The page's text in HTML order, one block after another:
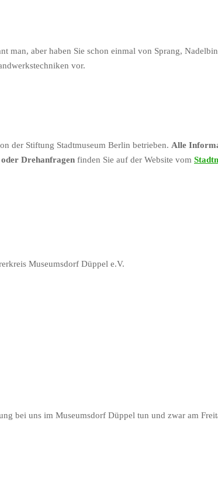
man, aber haben Sie schon einmal von Sprang,
vor.
der Stiftung Stadtmuseum Berlin betrieben. Alle
Drehanfragen finden Sie auf der Website vom
Museumsdorf Düppel e.V.
bei uns im Museumsdorf Düppel tun und zwar am